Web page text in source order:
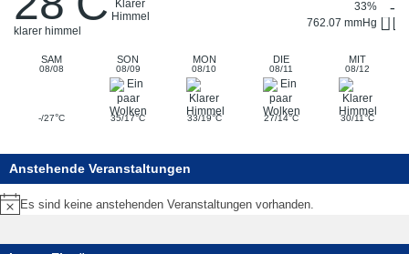
klarer himmel
33%
762.07 mmHg
SAM
08/08
SON
08/09
MON
08/10
DIE
08/11
MIT
08/12
-/27°C 35/17°C 33/19°C 27/14°C 30/11°C
Anstehende Veranstaltungen
Hinweis
Es sind keine anstehenden Veranstaltungen vorhanden.